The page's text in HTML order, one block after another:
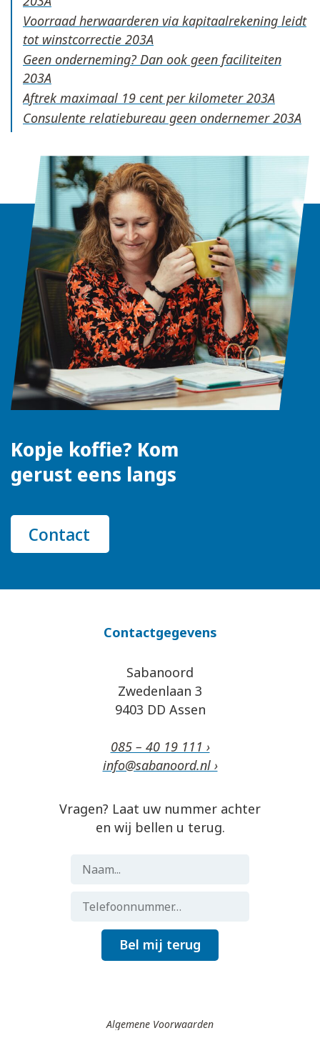
Voorraad herwaarderen via kapitaalrekening leidt
tot winstcorrectie
Geen onderneming? Dan ook geen faciliteiten
Aftrek maximaal 19 cent per kilometer
Consulente relatiebureau geen ondernemer
Kopje koffie? Kom
gerust eens langs
Contact
Contactgegevens
Sabanoord
Zwedenlaan 3
9403 DD Assen
085 – 40 19 111 ›
info@sabanoord.nl ›
Vragen? Laat uw nummer achter
en wij bellen u terug.
Bel mij terug
Algemene Voorwaarden